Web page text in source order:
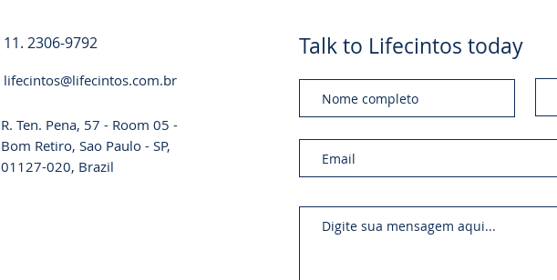
11. 2306-9792
lifecintos@lifecintos.com.br
R. Ten. Pena, 57 - Room 05 -
Bom Retiro, Sao Paulo - SP,
01127-020, Brazil
Talk to Lifecintos today